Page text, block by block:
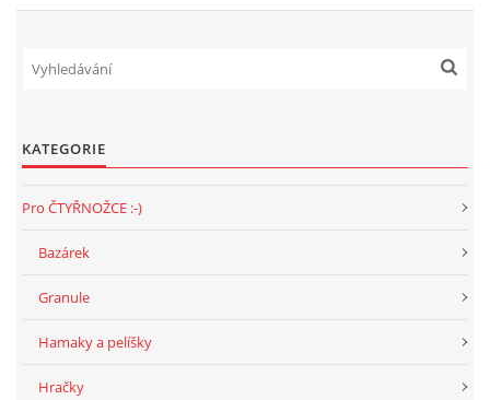
HISTORIE - 2010 - 2020
JAK NÁM POMOCI - POMÁHAJÍ NÁM :-)
KATEGORIE
Pro ČTYŘNOŽCE :-)
Bazárek
Granule
Hamaky a pelíšky
Hračky